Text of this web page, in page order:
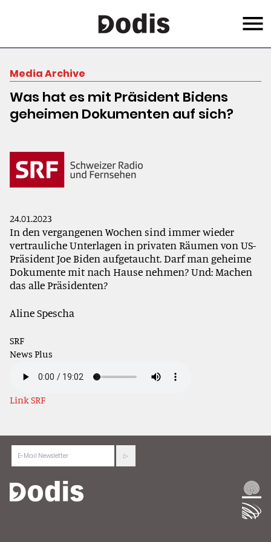
content
Menu
Media Archive
Was hat es mit Präsident Bidens
geheimen Dokumenten auf sich?
24.01.2023
In den vergangenen Wochen sind immer wieder
vertrauliche Unterlagen in privaten Räumen von US-
Präsident Joe Biden aufgetaucht. Darf man geheime
Dokumente mit nach Hause nehmen? Und: Machen
das alle Präsidenten?
Aline Spescha
SRF
News Plus
Link SRF